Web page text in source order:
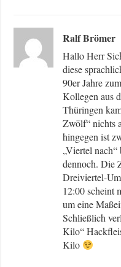
Ralf Brömer
Hallo Herr
diese
90er Jahre
Kollegen aus
Thüringen
Zwölf“ nichts
hingegen ist
„Viertel nach“
dennoch. Die
Dreiviertel-
12:00 scheint
um eine
Schließlich
Kilo“
Kilo